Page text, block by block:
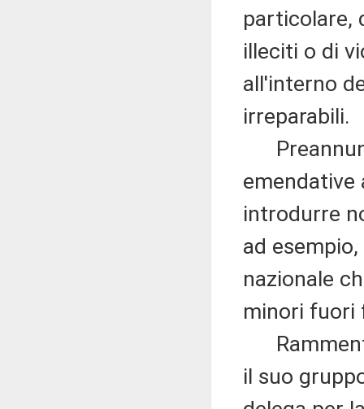
particolare,
illeciti o di
all'interno
irreparabili.
emendative
introdurre
ad
nazionale
minori fuori
il suo